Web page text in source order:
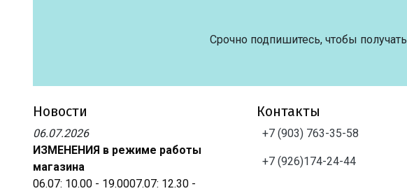
Срочно подпишитесь, чтобы получать
Новости
06.07.2026
ИЗМЕНЕНИЯ в режиме работы
магазина
06.07: 10.00 - 19.0007.07: 12.30 -
Контакты
+7 (903) 763-35-58
+7 (926)174-24-44